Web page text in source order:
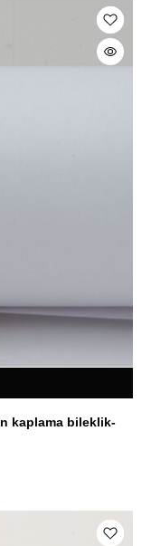
kaplama bileklik-